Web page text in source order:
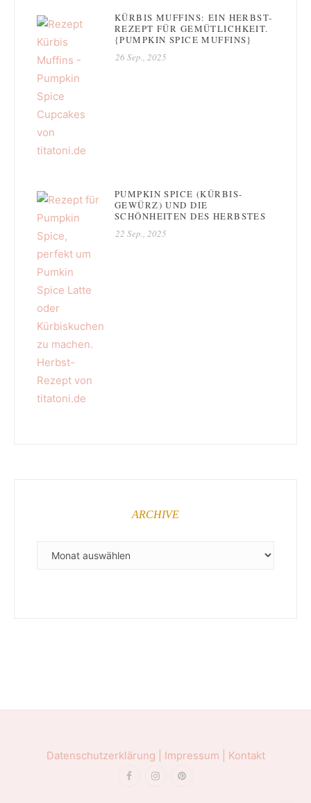
KÜRBIS MUFFINS: EIN HERBST-
REZEPT FÜR GEMÜTLICHKEIT.
{PUMPKIN SPICE MUFFINS}
26 Sep., 2025
PUMPKIN SPICE (KÜRBIS-
GEWÜRZ) UND DIE
SCHÖNHEITEN DES HERBSTES
22 Sep., 2025
ARCHIVE
ARCHIVE
Datenschutzerklärung | Impressum | Kontakt